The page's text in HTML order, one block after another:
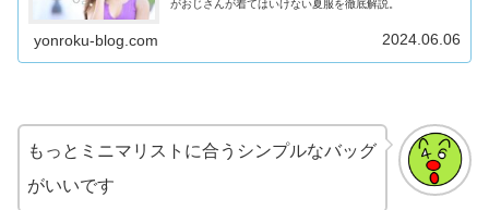
がおじさんが着てはいけない夏服を徹底解説。
yonroku-blog.com 2024.06.06
もっとミニマリストに合うシンプルなバッグ
がいいです